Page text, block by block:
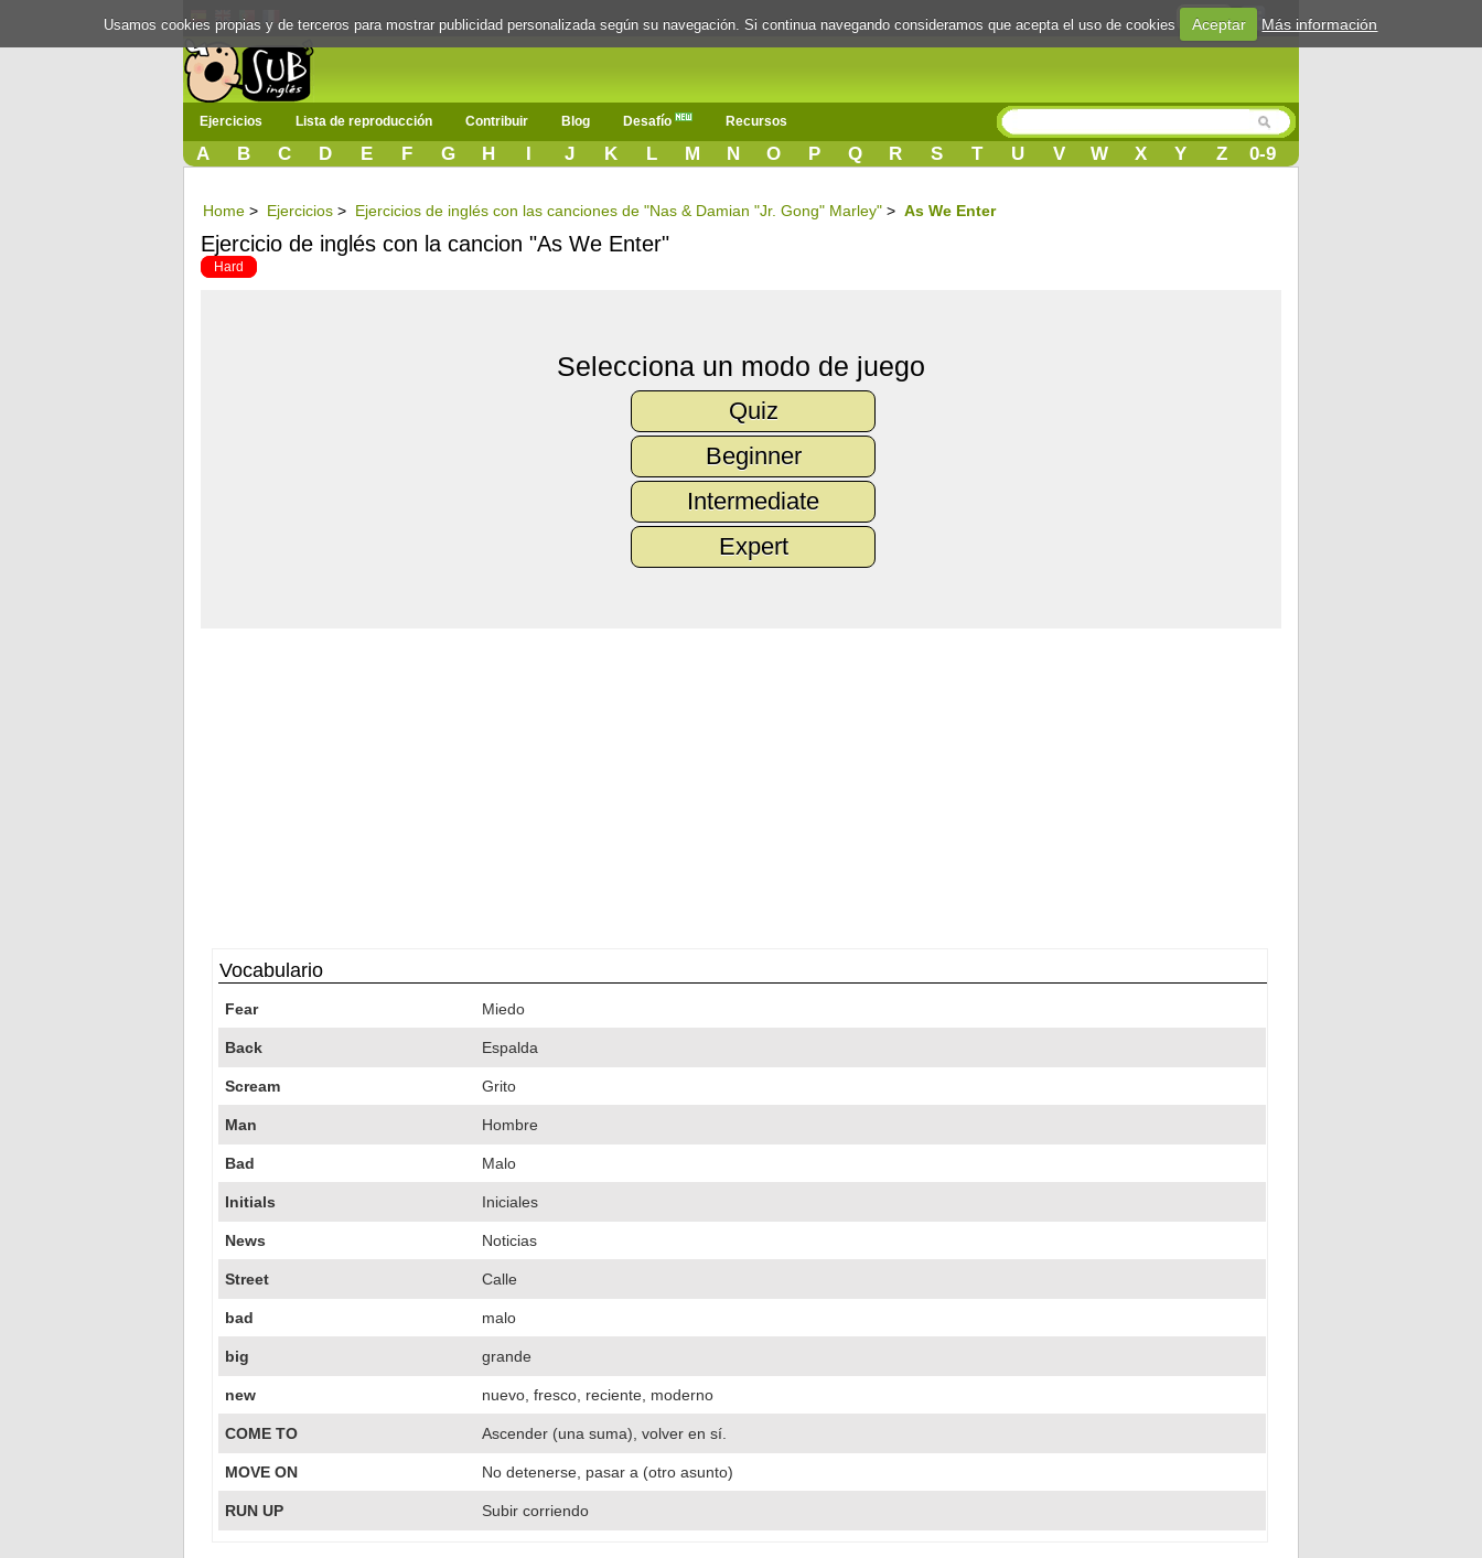
Login
Ejercicios Lista de reproducción Contribuir Blog Desafío Recursos
A B C D E F G H I J K L M N O P Q R S T U V W X Y Z 0-9
Home > Ejercicios > Ejercicios de inglés con las canciones de "Nas & Damian "Jr. Gong" Marley" > As We Enter
Ejercicio de inglés con la cancion "As We Enter"
Hard
Selecciona un modo de juego
Quiz
Beginner
Intermediate
Expert
Vocabulario
Fear Miedo
Back Espalda
Scream Grito
Man Hombre
Bad Malo
Initials Iniciales
News Noticias
Street Calle
bad malo
big grande
new nuevo, fresco, reciente, moderno
COME TO Ascender (una suma), volver en sí.
MOVE ON No detenerse, pasar a (otro asunto)
RUN UP Subir corriendo
Usamos cookies propias y de terceros para mostrar publicidad personalizada según su navegación. Si continua navegando consideramos que acepta el uso de cookies Aceptar Más información